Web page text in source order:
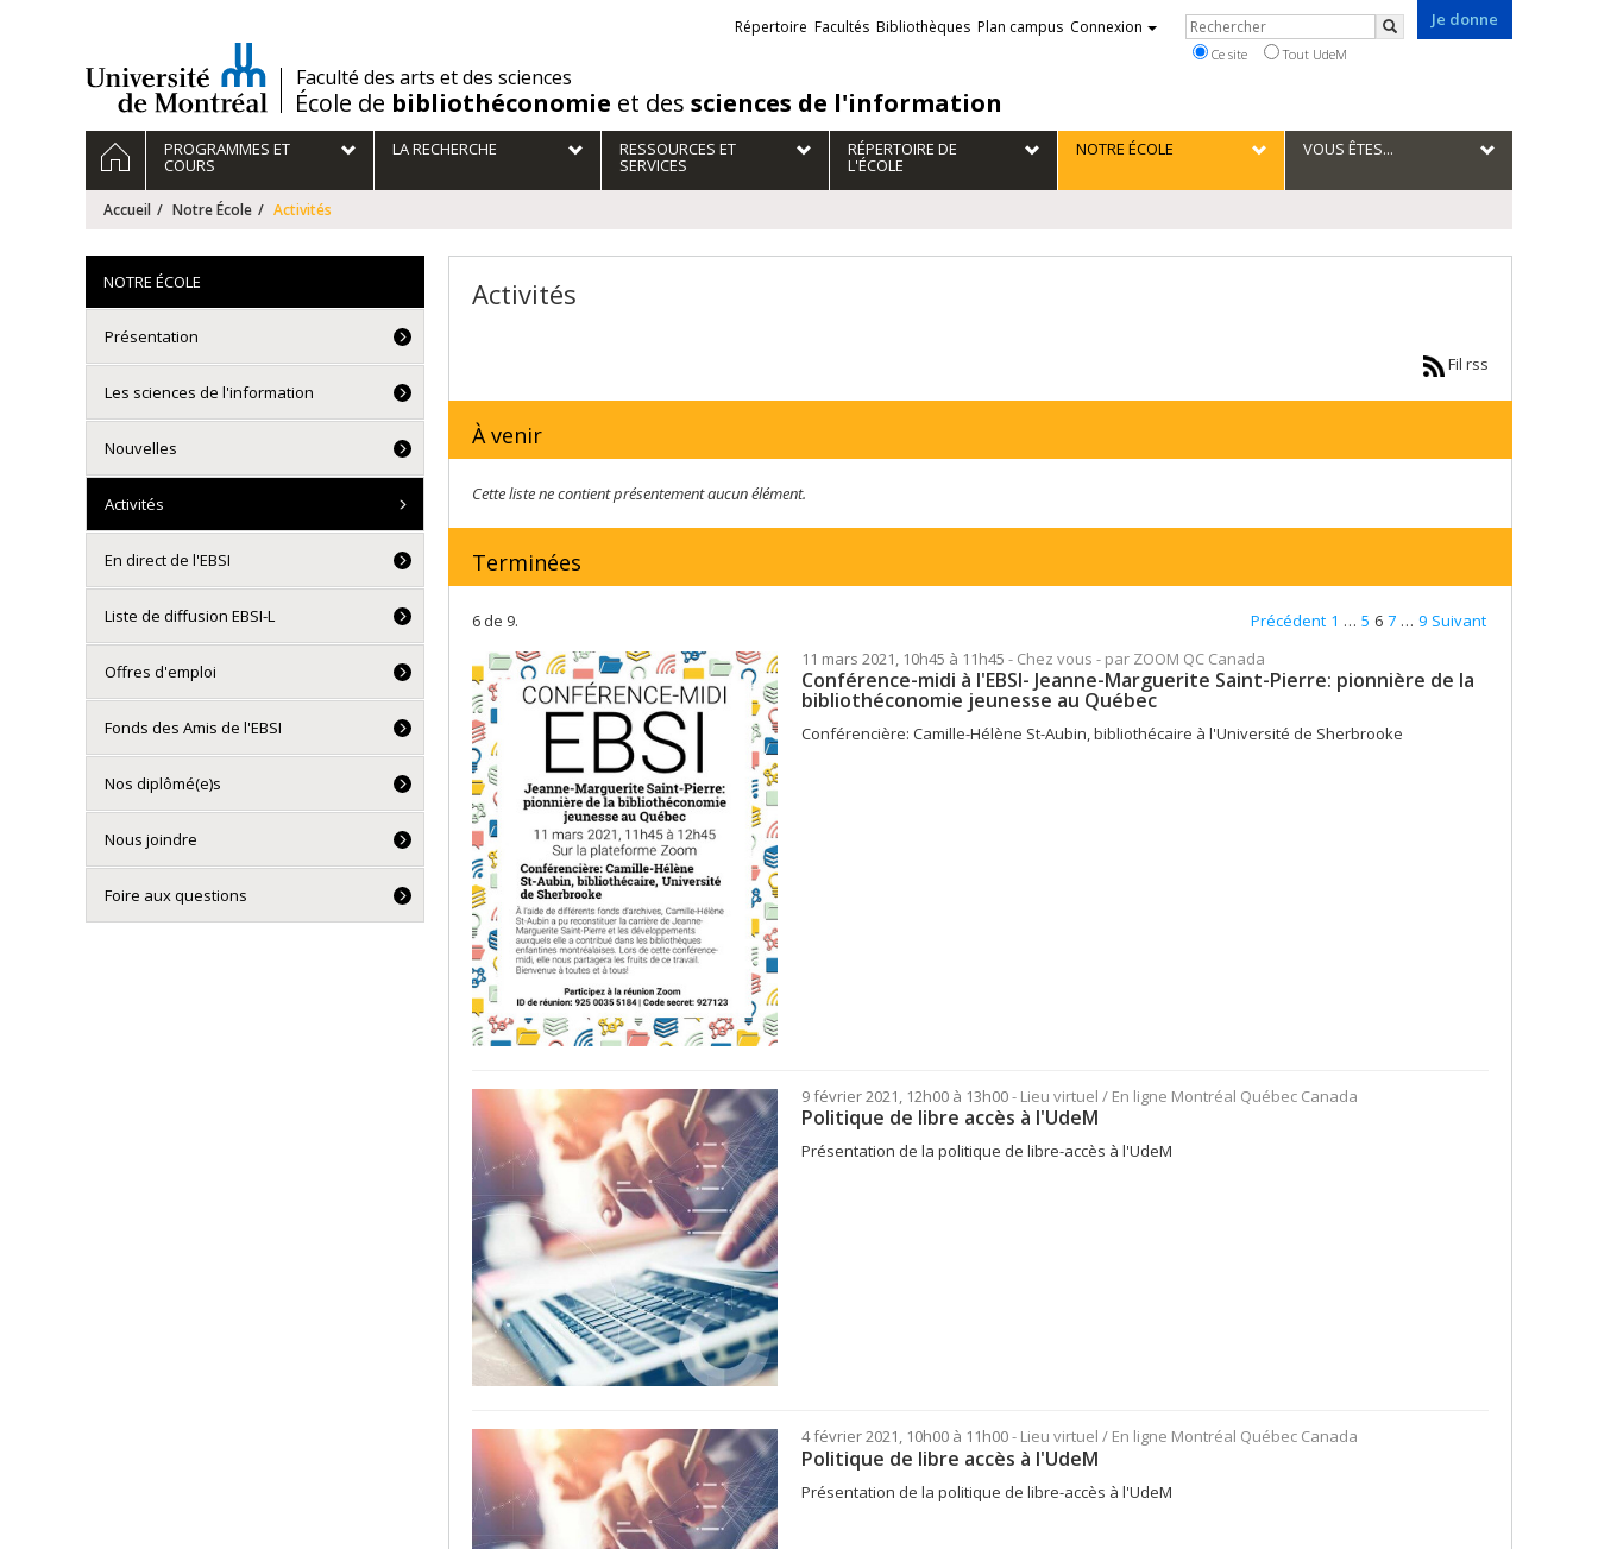
/Faculté des arts et des sciences
École de bibliothéconomie et des sciences de l'information
Je donne
Liens
externes
Répertoire Facultés Bibliothèques Plan campus Connexion Rechercher
Rechercher
Ce site Tout UdeM
Navigation
principale
ACCUEILPROGRAMMES ET
COURS
LA RECHERCHE RESSOURCES ET
SERVICES
RÉPERTOIRE DE
L'ÉCOLE
NOTRE ÉCOLE VOUS ÊTES...
Accueil Notre École Activités
Activités
Fil rss
À venir
Cette liste ne contient présentement aucun élément.
Terminées
6 de 9. Précédent 1 … 5 6 7 … 9 Suivant
11 mars 2021, 10h45 à 11h45 - Chez vous - par ZOOM QC Canada
Conférence-midi à l'EBSI- Jeanne-Marguerite Saint-Pierre: pionnière de la
bibliothéconomie jeunesse au Québec
Conférencière: Camille-Hélène St-Aubin, bibliothécaire à l'Université de Sherbrooke
9 février 2021, 12h00 à 13h00- Lieu virtuel / En ligne Montréal Québec Canada
Politique de libre accès à l'UdeM
Présentation de la politique de libre-accès à l'UdeM
4 février 2021, 10h00 à 11h00- Lieu virtuel / En ligne Montréal Québec Canada
Politique de libre accès à l'UdeM
Présentation de la politique de libre-accès à l'UdeM
NOTRE ÉCOLE
Présentation
Les sciences de l'information
Nouvelles
Activités
En direct de l'EBSI
Liste de diffusion EBSI-L
Offres d'emploi
Fonds des Amis de l'EBSI
Nos diplômé(e)s
Nous joindre
Foire aux questions